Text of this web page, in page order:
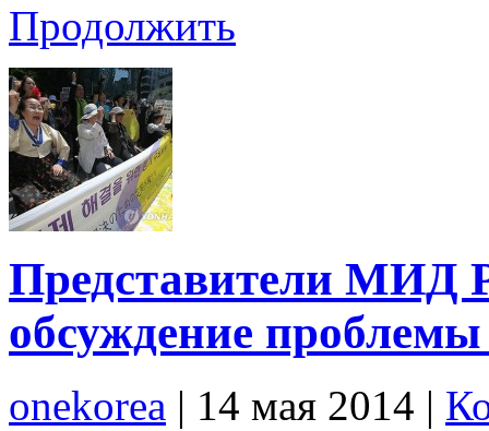
Продолжить
Представители МИД
обсуждение проблемы
onekorea | 14 мая 2014 |